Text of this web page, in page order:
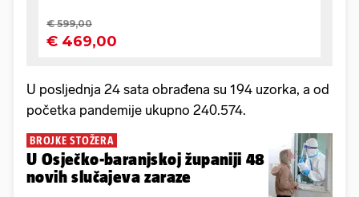
U posljednja 24 sata obrađena su 194 uzorka, a od
početka pandemije ukupno 240.574.
BROJKE STOŽERA
U Osječko-baranjskoj županiji 48
novih slučajeva zaraze